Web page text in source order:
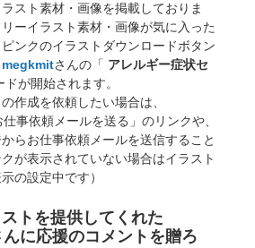
スト素材・画像を掲載しておりま
ーイラスト素材・画像が気に入った
ピンクのイラストダウンロードボタン
megkmitさんの「 アレルギー症状セ
ドが開始されます。
作成を依頼したい場合は、
事依頼メールを送る」のリンクや、
らお仕事依頼メールを送信すること
が表示されていない場合はイラスト
の設定中です）
トを提供してくれた
んに応援のコメントを贈ろ